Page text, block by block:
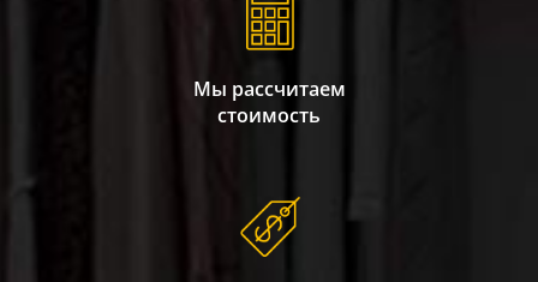
Мы рассчитаем
стоимость